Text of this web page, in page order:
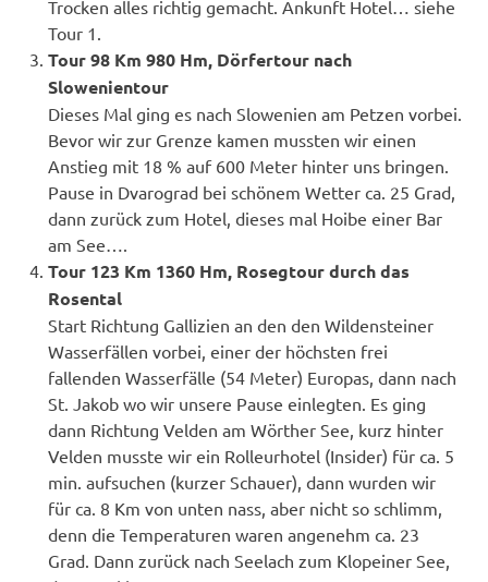
Trocken alles richtig gemacht. Ankunft Hotel… siehe
Tour 1.
Tour 98 Km 980 Hm, Dörfertour nach
Slowenientour
Dieses Mal ging es nach Slowenien am Petzen vorbei.
Bevor wir zur Grenze kamen mussten wir einen
Anstieg mit 18 % auf 600 Meter hinter uns bringen.
Pause in Dvarograd bei schönem Wetter ca. 25 Grad,
dann zurück zum Hotel, dieses mal Hoibe einer Bar
am See….
Tour 123 Km 1360 Hm, Rosegtour durch das
Rosental
Start Richtung Gallizien an den den Wildensteiner
Wasserfällen vorbei, einer der höchsten frei
fallenden Wasserfälle (54 Meter) Europas, dann nach
St. Jakob wo wir unsere Pause einlegten. Es ging
dann Richtung Velden am Wörther See, kurz hinter
Velden musste wir ein Rolleurhotel (Insider) für ca. 5
min. aufsuchen (kurzer Schauer), dann wurden wir
für ca. 8 Km von unten nass, aber nicht so schlimm,
denn die Temperaturen waren angenehm ca. 23
Grad. Dann zurück nach Seelach zum Klopeiner See,